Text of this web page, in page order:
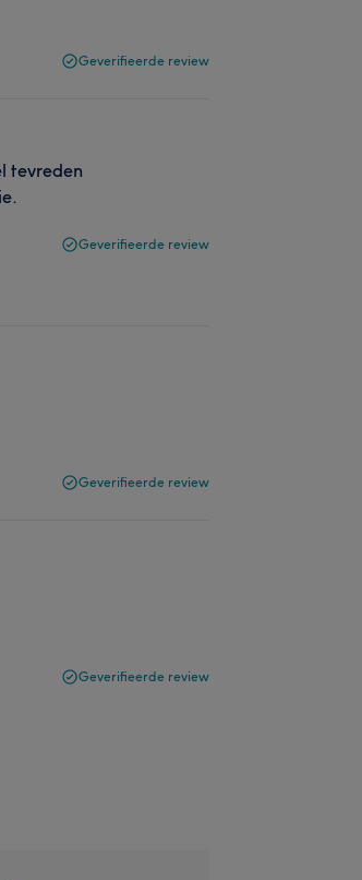
Geverifieerde review
tevreden
Geverifieerde review
Geverifieerde review
Geverifieerde review